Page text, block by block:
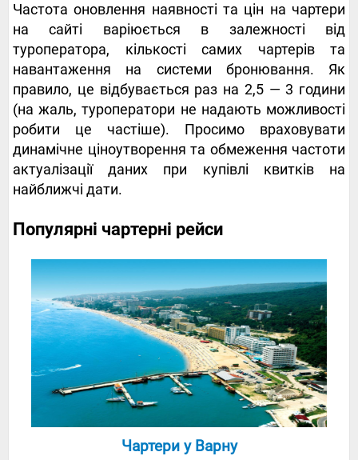
Частота оновлення наявності та цін на чартери
на сайті варіюється в залежності від
туроператора, кількості самих чартерів та
навантаження на системи бронювання. Як
правило, це відбувається раз на 2,5 — 3 години
(на жаль, туроператори не надають можливості
робити це частіше). Просимо враховувати
динамічне ціноутворення та обмеження частоти
актуалізації даних при купівлі квитків на
найближчі дати.
Популярні чартерні рейси
Чартери у Варну